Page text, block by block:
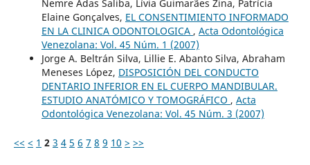
Nemre Adas Saliba, Lívia Guimarães Zina, Patrícia
Elaine Gonçalves, EL CONSENTIMIENTO INFORMADO
EN LA CLINICA ODONTOLOGICA , Acta Odontológica
Venezolana: Vol. 45 Núm. 1 (2007)
Jorge A. Beltrán Silva, Lillie E. Abanto Silva, Abraham
Meneses López, DISPOSICIÓN DEL CONDUCTO
DENTARIO INFERIOR EN EL CUERPO MANDIBULAR.
ESTUDIO ANATÓMICO Y TOMOGRÁFICO , Acta
Odontológica Venezolana: Vol. 45 Núm. 3 (2007)
<< < 1 2 3 4 5 6 7 8 9 10 > >>